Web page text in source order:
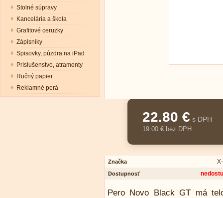
Stolné súpravy
Kancelária a škola
Grafitové ceruzky
Zápisníky
Spisovky, púzdra na iPad
Príslušenstvo, atramenty
Ručný papier
Reklamné perá
22.80 € s DPH
19.00 € bez DPH
Značka
Dostupnosť
Pero Novo Black GT má